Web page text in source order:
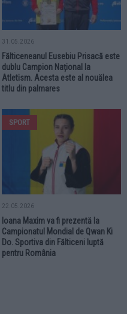
31.05.2026
Fălticeneanul Eusebiu Prisacă este
dublu Campion Național la
Atletism. Acesta este al nouălea
titlu din palmares
SPORT
22.05.2026
Ioana Maxim va fi prezentă la
Campionatul Mondial de Qwan Ki
Do. Sportiva din Fălticeni luptă
pentru România